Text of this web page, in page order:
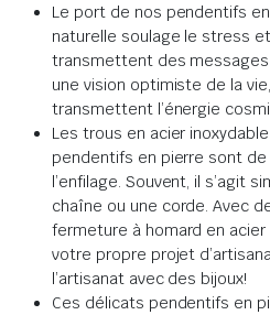
Le port de nos pendentifs
naturelle soulage le stress et
transmettent des
une vision optimiste de la
transmettent l’énergie
Les trous en acier
pendentifs en pierre sont
l’enfilage. Souvent, il s’agit
chaîne ou une corde. Avec
fermeture à homard en
votre propre projet
l’artisanat avec des bijoux!
Ces délicats pendentifs en